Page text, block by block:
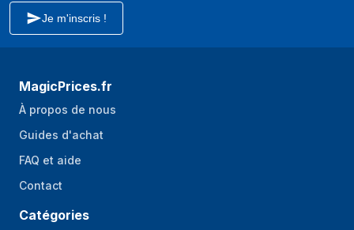
Je m'inscris !
MagicPrices.fr
À propos de nous
Guides d'achat
FAQ et aide
Contact
Catégories